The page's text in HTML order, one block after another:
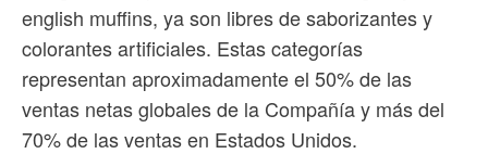
english muffins, ya son libres de saborizantes y
colorantes artificiales. Estas categorías
representan aproximadamente el 50% de las
ventas netas globales de la Compañía y más del
70% de las ventas en Estados Unidos.